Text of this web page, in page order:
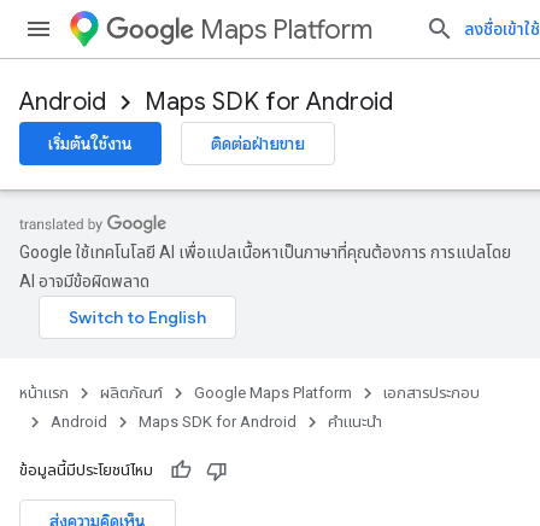
Maps Platform ลงชื่อเข้าใช้
Android Maps SDK for Android
เริ่มต้นใช้งาน ติดต่อฝ่ายขาย
Google ใช้เทคโนโลยี AI เพื่อแปลเนื้อหาเป็นภาษาที่คุณต้องการ การแปลโดย
AI อาจมีข้อผิดพลาด
หน้าแรก ผลิตภัณฑ์ Google Maps Platform
เอกสารประกอบ
Android
Maps SDK for Android คำแนะนำ
ข้อมูลนี้มีประโยชน์ไหม
ส่งความคิดเห็น